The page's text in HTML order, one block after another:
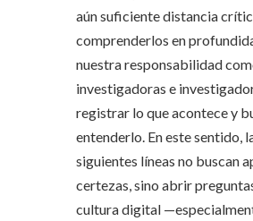
aún suficiente distancia
comprenderlos en
nuestra responsabilidad
investigadoras e
registrar lo que acontece y
entenderlo. En este sentido,
siguientes líneas no buscan
certezas, sino abrir
cultura digital